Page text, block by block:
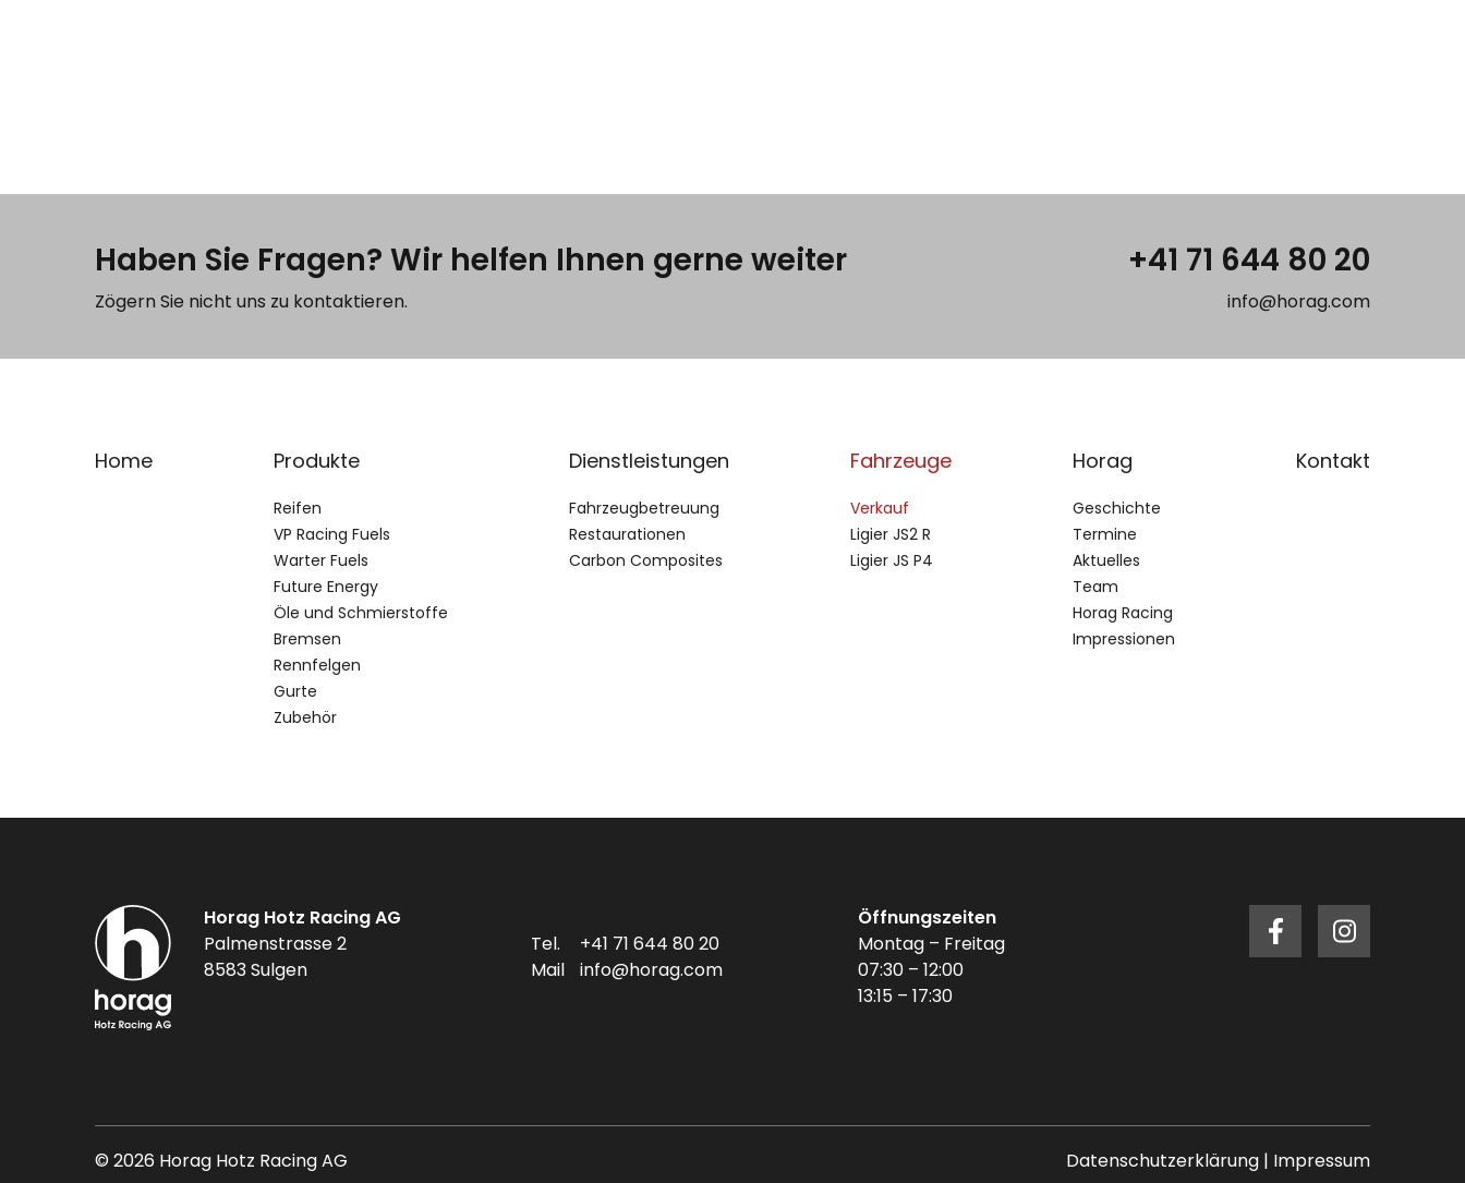
Haben Sie Fragen? Wir helfen Ihnen gerne weiter
Zögern Sie nicht uns zu kontaktieren.
+41 71 644 80 20
info@horag.com
Home Produkte
Reifen
VP Racing Fuels
Warter Fuels
Future Energy
Öle und Schmierstoffe
Bremsen
Rennfelgen
Gurte
Zubehör
Dienstleistungen
Fahrzeugbetreuung
Restaurationen
Carbon Composites
Fahrzeuge
Verkauf
Ligier JS2 R
Ligier JS P4
Horag
Geschichte
Termine
Aktuelles
Team
Horag Racing
Impressionen
Kontakt
Horag Hotz Racing AG
Palmenstrasse 2
8583 Sulgen
Tel.
+41 71 644 80 20
Mail
info@horag.com
Öffnungszeiten
Montag – Freitag
07:30 – 12:00
13:15 – 17:30
© 2026 Horag Hotz Racing AG Datenschutzerklärung | Impressum